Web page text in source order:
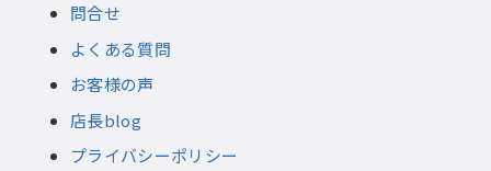
問合せ
よくある質問
お客様の声
店長blog
プライバシーポリシー